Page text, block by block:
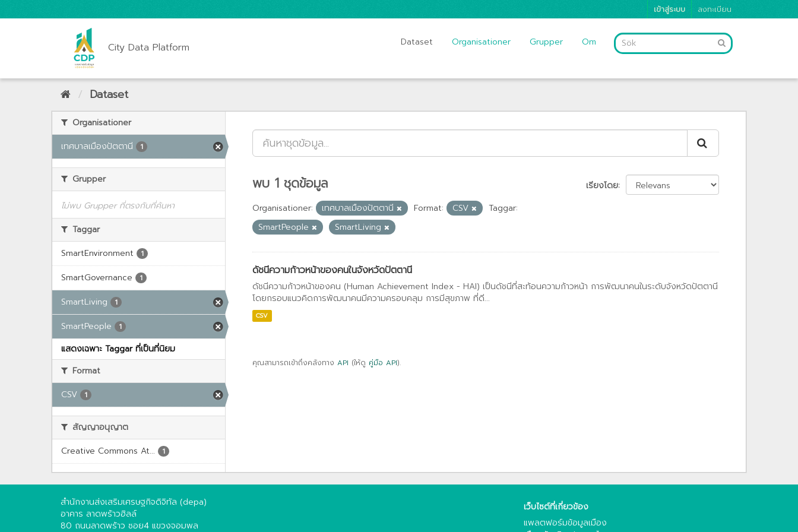
เข้าสู่ระบบ ลงทะเบียน
City Data Platform Dataset Organisationer Grupper Om
Dataset
Organisationer
เทศบาลเมืองปัตตานี
1
Grupper
ไม่พบ Grupper ที่ตรงกับที่ค้นหา
Taggar
SmartEnvironment
1
SmartGovernance 1
SmartLiving 1
SmartPeople 1
แสดงเฉพาะ Taggar ที่เป็นที่นิยม
Format
CSV
1
สัญญาอนุญาต
Creative Commons At...
1
เรียงโดย
พบ 1 ชุดข้อมูล
Organisationer: เทศบาลเมืองปัตตานี Format: CSV
Taggar:
SmartPeople
SmartLiving
ดัชนีความก้าวหน้าของคนในจังหวัดปัตตานี
ดัชนีความก้าวหน้าของคน (Human Achievement Index - HAI) เป็นดัชนีที่สะท้อนความก้าวหน้า การพัฒนาคนในระดับจังหวัดปัตตานี
โดยกรอบแนวคิดการพัฒนาคนมีความครอบคลุม การมีสุขภาพ ที่ดี...
CSV
คุณสามารถเข้าถึงคลังทาง API (ให้ดู คู่มือ API).
สำนักงานส่งเสริมเศรษฐกิจดิจิทัล (depa)
อาคาร ลาดพร้าวฮิลล์
80 ถนนลาดพร้าว ซอย4 แขวงจอมพล
เว็บไซต์ที่เกี่ยวข้อง
แพลตฟอร์มข้อมูลเมือง